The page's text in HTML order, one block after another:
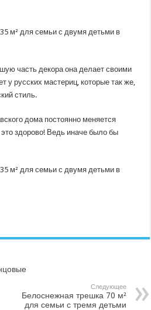
часть декора она делает своими
у русских мастериц, которые так же,
стиль.
дома постоянно меняется
здорово! Ведь иначе было бы
Следующее
Белоснежная трешка 70 м²
для семьи с тремя детьми